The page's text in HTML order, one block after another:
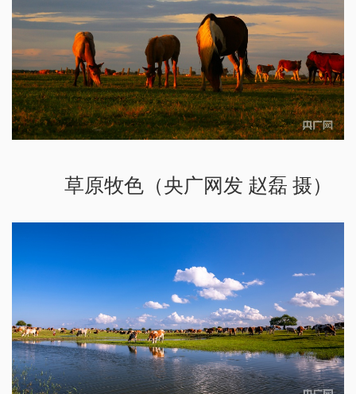
草原牧色（央广网发 赵磊 摄）